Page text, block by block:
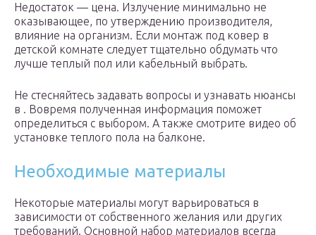
Недостаток — цена. Излучение минимально не
оказывающее, по утверждению производителя,
влияние на организм. Если монтаж под ковер в
детской комнате следует тщательно обдумать что
лучше теплый пол или кабельный выбрать.
Не стесняйтесь задавать вопросы и узнавать нюансы
в . Вовремя полученная информация поможет
определиться с выбором. А также смотрите видео об
установке теплого пола на балконе.
Необходимые материалы
Некоторые материалы могут варьироваться в
зависимости от собственного желания или других
требований. Основной набор материалов всегда